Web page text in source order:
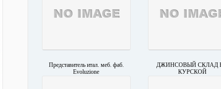
Представитель итал. меб. фаб.
Evoluzione
ДЖИНСОВЫЙ СКЛАД
КУРСКОЙ